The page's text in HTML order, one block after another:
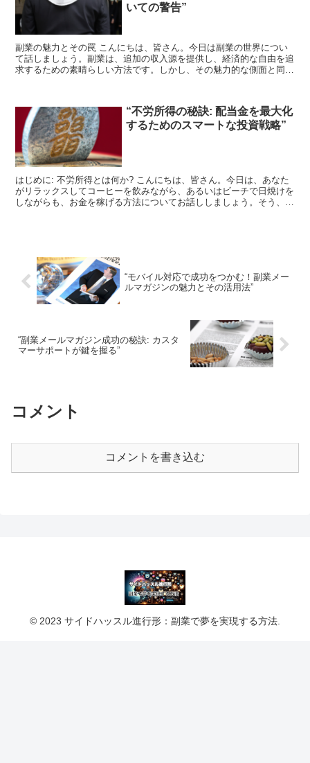
いての警告”
副業の魅力とその罠 こんにちは、皆さん。今日は副業の世界につい
て話しましょう。副業は、追加の収入源を提供し、経済的な自由を追
求するための素晴らしい方法です。しかし、その魅力的な側面と同時
“不労所得の秘訣: 配当金を最大化
するためのスマートな投資戦略”
はじめに: 不労所得とは何か? こんにちは、皆さん。今日は、あなた
がリラックスしてコーヒーを飲みながら、あるいはビーチで日焼けを
しながらも、お金を稼げる方法についてお話ししましょう。そう、そ
“モバイル対応で成功をつかむ！副業メー
ルマガジンの魅力とその活用法”
“副業メールマガジン成功の秘訣: カスタ
マーサポートが鍵を握る”
コメント
コメントを書き込む
© 2023 サイドハッスル進行形：副業で夢を実現する方法.